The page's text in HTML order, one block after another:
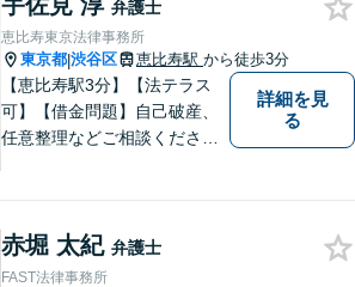
弁護士
恵比寿東京法律事務所
東京都|渋谷区 恵比寿駅 から徒歩3分
【恵比寿駅3分】【法テラス
可】【借金問題】自己破産、
任意整理などご相談ください
料】ご相談者さまに寄り添っ
た解決方法をご提案します！
詳細を見
る
赤堀 太紀 弁護士
FAST法律事務所